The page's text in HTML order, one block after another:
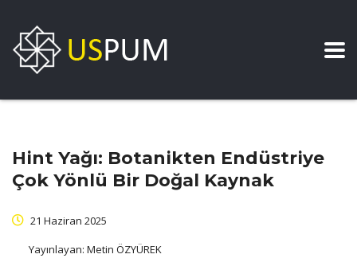
Hint Yağı: Botanikten Endüstriye
Çok Yönlü Bir Doğal Kaynak
21 Haziran 2025
Yayınlayan: Metin ÖZYÜREK